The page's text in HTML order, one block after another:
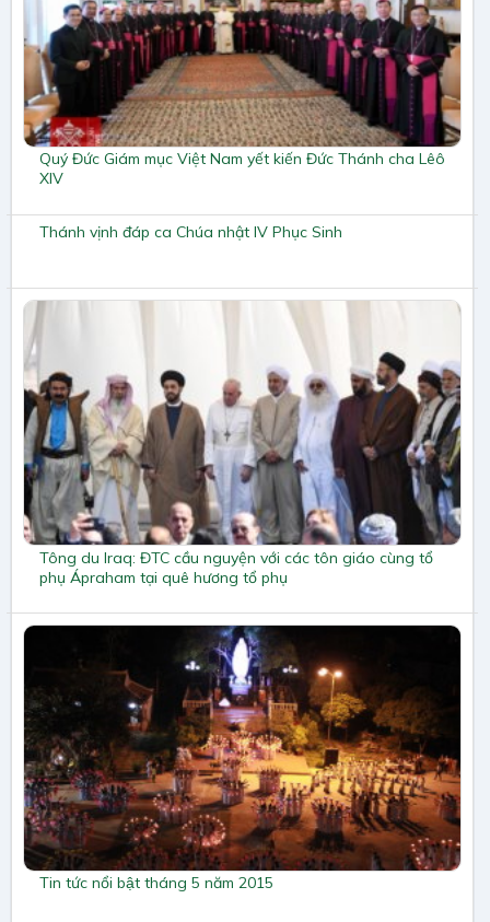
Quý Đức Giám mục Việt Nam yết kiến Đức Thánh cha Lêô
XIV
Thánh vịnh đáp ca Chúa nhật IV Phục Sinh
Tông du Iraq: ĐTC cầu nguyện với các tôn giáo cùng tổ
phụ Ápraham tại quê hương tổ phụ
Tin tức nổi bật tháng 5 năm 2015